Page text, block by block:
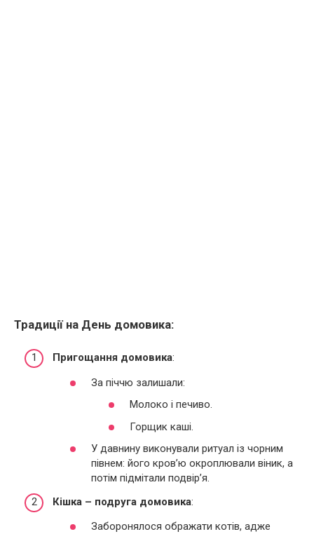
Традиції на День домовика:
Пригощання домовика:
За піччю залишали:
Молоко і печиво.
Горщик каші.
У давнину виконували ритуал із чорним
півнем: його кров’ю окроплювали віник, а
потім підмітали подвір’я.
Кішка – подруга домовика:
Заборонялося ображати котів, адже